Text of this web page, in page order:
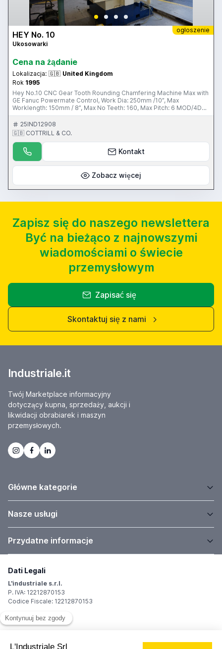
ogłoszenie
HEY No. 10
Ukosowarki
Cena na żądanie
Lokalizacja: 🇬🇧 United Kingdom
Rok 1995
Hey No.10 CNC Gear Tooth Rounding Chamfering Machine Max with
GE Fanuc Powermate Control, Work Dia: 250mm /10”, Max
Worklength: 150mm / 8”, Max No Teeth: 160, Max Pitch: 6 MOD/4DP,
Cutter Speeds: 2000-3000 RPM, Twin Parallel Adjustable Head,
Clamping, Coolant, Magnetic Clarifier, S/No: 2814-877 (1995)
Please Note: This Item is located in Glasgow, United Kingdom
Please Note: This Item is part of an online auction sale ending on
Wednesday 26th October 2016 at 3.00pm (UK Time) Please visit
our website: www.cottandco.com
25IND12908
🇬🇧 COTTRILL & CO.
Kontakt
Zobacz więcej
Zapisz się do naszego newslettera
Być na bieżąco z najnowszymi
wiadomościami o świecie
przemysłowym
Zapisać się
Skontaktuj się z nami
Industriale.it
Twój Marketplace informacyjny
dotyczący kupna, sprzedaży, aukcji i
likwidacji obrabiarek i maszyn
przemysłowych.
Główne kategorie
Nasze usługi
Przydatne informacje
Dati Legali
L'industriale s.r.l.
P. IVA: 12212870153
Codice Fiscale: 12212870153
Sede Legale
20148 Milano (MI)